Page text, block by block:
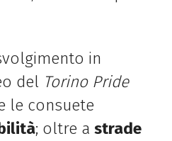
in
del Torino Pride
le consuete
; oltre a strade